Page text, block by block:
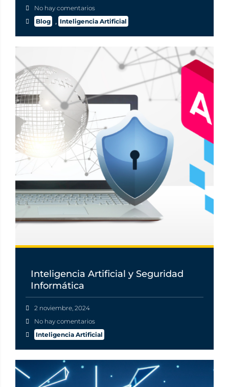
No hay comentarios
Blog
, Inteligencia Artificial
Inteligencia Artificial y Seguridad
Informática
2 noviembre, 2024
No hay comentarios
Inteligencia Artificial